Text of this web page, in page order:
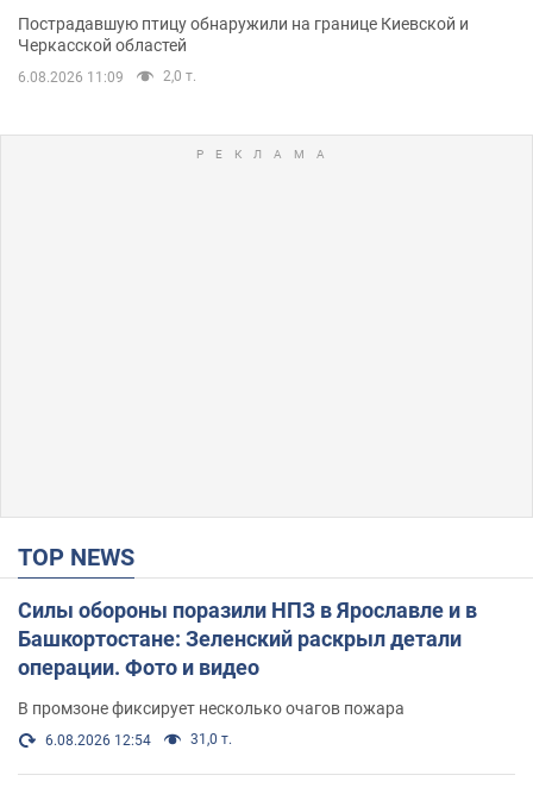
Пострадавшую птицу обнаружили на границе Киевской и
Черкасской областей
6.08.2026 11:09 2,0 т.
TOP NEWS
Силы обороны поразили НПЗ в Ярославле и в
Башкортостане: Зеленский раскрыл детали
операции. Фото и видео
В промзоне фиксирует несколько очагов пожара
6.08.2026 12:54 31,0 т.